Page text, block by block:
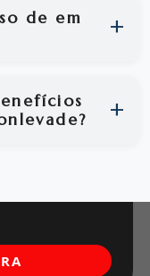
em
Monlevade?